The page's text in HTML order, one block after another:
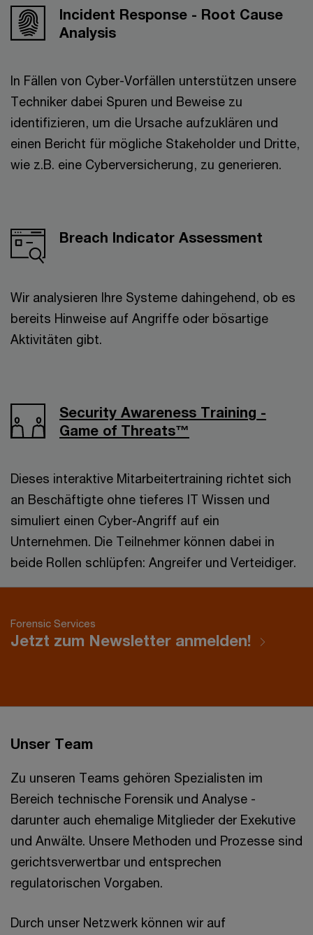
Incident Response - Root Cause
Analysis
In Fällen von Cyber-Vorfällen unterstützen unsere
Techniker dabei Spuren und Beweise zu
identifizieren, um die Ursache aufzuklären und
einen Bericht für mögliche Stakeholder und Dritte,
wie z.B. eine Cyberversicherung, zu generieren.
Breach Indicator Assessment
Wir analysieren Ihre Systeme dahingehend, ob es
bereits Hinweise auf Angriffe oder bösartige
Aktivitäten gibt.
Security Awareness Training -
Game of Threats™
Dieses interaktive Mitarbeitertraining richtet sich
an Beschäftigte ohne tieferes IT Wissen und
simuliert einen Cyber-Angriff auf ein
Unternehmen. Die Teilnehmer können dabei in
beide Rollen schlüpfen: Angreifer und Verteidiger.
Forensic Services
Jetzt zum Newsletter anmelden!
Unser Team
Zu unseren Teams gehören Spezialisten im
Bereich technische Forensik und Analyse -
darunter auch ehemalige Mitglieder der Exekutive
und Anwälte. Unsere Methoden und Prozesse sind
gerichtsverwertbar und entsprechen
regulatorischen Vorgaben.
Durch unser Netzwerk können wir auf